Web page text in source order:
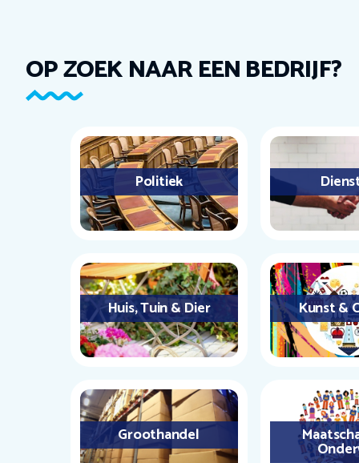
OP ZOEK NAAR EEN BEDRIJF?
Politiek
Huis, Tuin & Dier Kunst &
Groothandel